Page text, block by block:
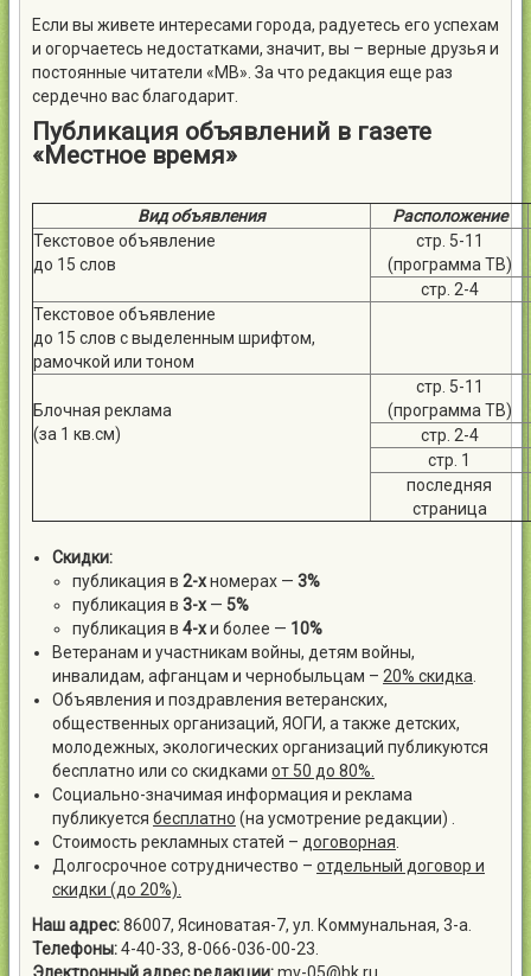
Если вы живете интересами города, радуетесь его успехам
и огорчаетесь недостатками, значит, вы – верные друзья и
постоянные читатели «МВ». За что редакция еще раз
сердечно вас благодарит.
Публикация объявлений в газете
«Местное время»
Вид объявления
Расположение
Текстовое объявление
до 15 слов
стр. 5-11
(программа ТВ)
стр. 2-4
Текстовое объявление
до 15 слов с выделенным шрифтом,
рамочкой или тоном
Блочная реклама
(за 1 кв.см)
стр. 5-11
(программа ТВ)
стр. 2-4
стр. 1
последняя
страница
Скидки:
публикация в 2-хномерах — 3%
публикация в 3-х — 5%
публикация в 4-хи более — 10%
Ветеранам и участникам войны, детям войны,
инвалидам, афганцам и чернобыльцам – 20% скидка
Объявления и поздравления ветеранских,
общественных организаций, ЯОГИ, а также детских,
молодежных, экологических организаций публикуются
бесплатно или со скидками от 50 до 80%.
Социально-значимая информация и реклама
публикуется бесплатно (на усмотрение редакции) .
Стоимость рекламных статей – договорная
Долгосрочное сотрудничество – отдельный договор и
скидки (до 20%).
Наш адрес:86007, Ясиноватая-7, ул. Коммунальная, 3-а.
Телефоны:4-40-33, 8-066-036-00-23.